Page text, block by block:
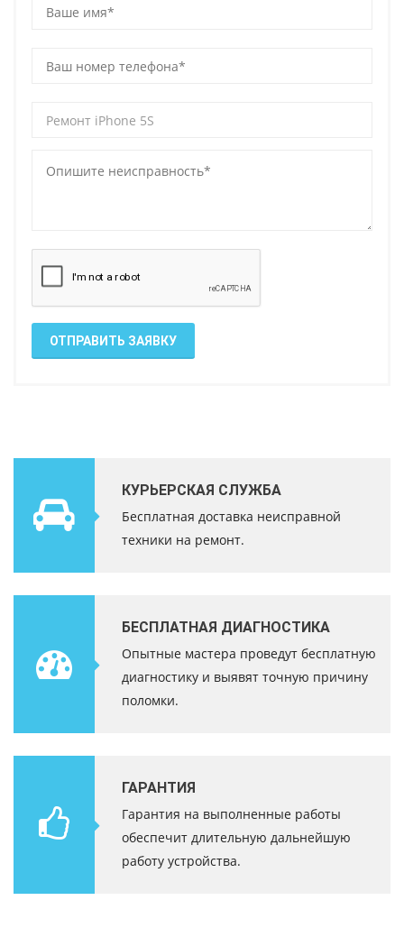
ОТПРАВИТЬ ЗАЯВКУ
КУРЬЕРСКАЯ СЛУЖБА
Бесплатная доставка неисправной
техники на ремонт.
БЕСПЛАТНАЯ ДИАГНОСТИКА
Опытные мастера проведут бесплатную
диагностику и выявят точную причину
поломки.
ГАРАНТИЯ
Гарантия на выполненные работы
обеспечит длительную дальнейшую
работу устройства.